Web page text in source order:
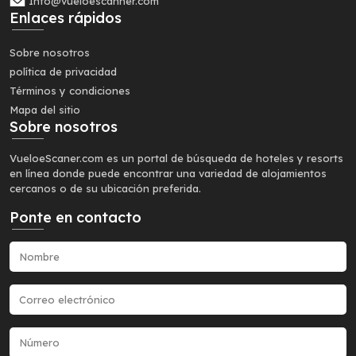
Enlaces rápidos
Sobre nosotros
política de privacidad
Términos y condiciones
Mapa del sitio
Sobre nosotros
VueloeScaner.com es un portal de búsqueda de hoteles y resorts
en línea donde puede encontrar una variedad de alojamientos
cercanos o de su ubicación preferida.
Ponte en contacto